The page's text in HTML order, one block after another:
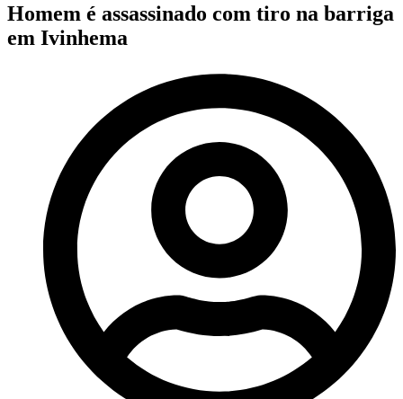
Homem é assassinado com tiro na barriga
em Ivinhema